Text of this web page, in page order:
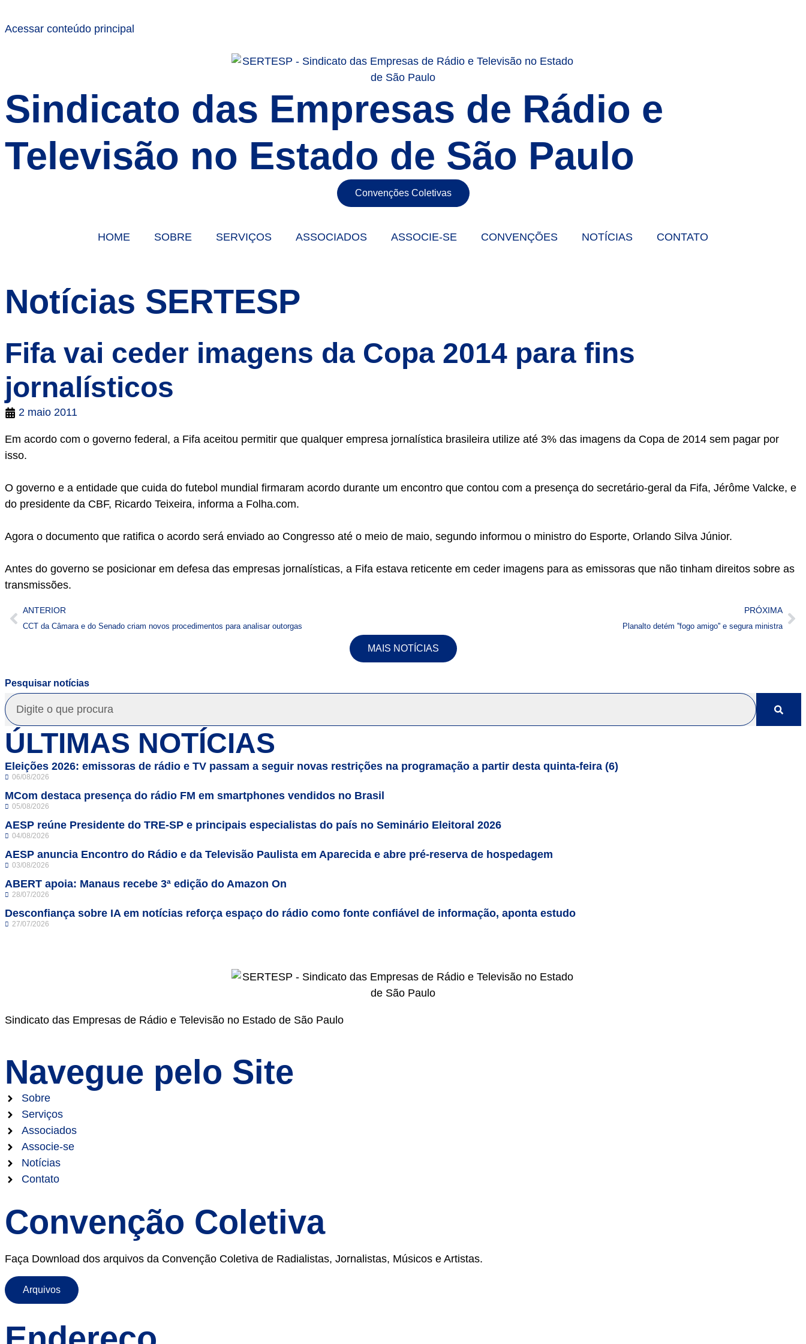
Acessar conteúdo principal
Sindicato das Empresas de Rádio e
Televisão no Estado de São Paulo
Convenções Coletivas
HOME SOBRE SERVIÇOS ASSOCIADOS ASSOCIE-SE CONVENÇÕES NOTÍCIAS CONTATO
Notícias SERTESP
Fifa vai ceder imagens da Copa 2014 para fins
jornalísticos
2 maio 2011
Em acordo com o governo federal, a Fifa aceitou permitir que qualquer empresa jornalística brasileira utilize até 3% das imagens da Copa de 2014 sem pagar por
isso.
O governo e a entidade que cuida do futebol mundial firmaram acordo durante um encontro que contou com a presença do secretário-geral da Fifa, Jérôme Valcke, e
do presidente da CBF, Ricardo Teixeira, informa a Folha.com.
Agora o documento que ratifica o acordo será enviado ao Congresso até o meio de maio, segundo informou o ministro do Esporte, Orlando Silva Júnior.
Antes do governo se posicionar em defesa das empresas jornalísticas, a Fifa estava reticente em ceder imagens para as emissoras que não tinham direitos sobre as
transmissões.
ANTERIOR
CCT da Câmara e do Senado criam novos procedimentos para analisar outorgas
PRÓXIMA
Planalto detém ''fogo amigo'' e segura ministra
MAIS NOTÍCIAS
Pesquisar notícias
ÚLTIMAS NOTÍCIAS
Eleições 2026: emissoras de rádio e TV passam a seguir novas restrições na programação a partir desta quinta-feira (6)
06/08/2026
MCom destaca presença do rádio FM em smartphones vendidos no Brasil
05/08/2026
AESP reúne Presidente do TRE-SP e principais especialistas do país no Seminário Eleitoral 2026
04/08/2026
AESP anuncia Encontro do Rádio e da Televisão Paulista em Aparecida e abre pré-reserva de hospedagem
03/08/2026
ABERT apoia: Manaus recebe 3ª edição do Amazon On
28/07/2026
Desconfiança sobre IA em notícias reforça espaço do rádio como fonte confiável de informação, aponta estudo
27/07/2026
Sindicato das Empresas de Rádio e Televisão no Estado de São Paulo
Navegue pelo Site
Sobre
Serviços
Associados
Associe-se
Notícias
Contato
Convenção Coletiva
Faça Download dos arquivos da Convenção Coletiva de Radialistas, Jornalistas, Músicos e Artistas.
Arquivos